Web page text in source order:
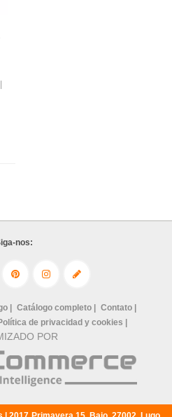
nos:
| Catálogo completo |
Contato |
de privacidad y cookies |
POR